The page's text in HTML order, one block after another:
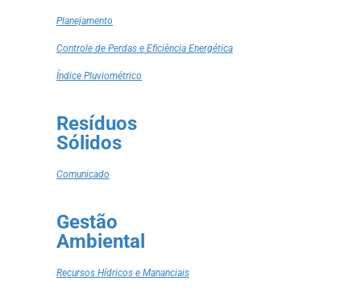
Planejamento
Controle de Perdas e Eficiência Energética
Índice Pluviométrico
Resíduos
Sólidos
Comunicado
Gestão
Ambiental
Recursos Hídricos e Mananciais